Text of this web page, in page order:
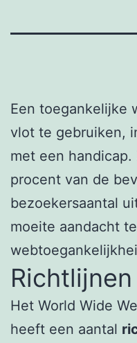
Een toegankelijke
vlot te gebruiken,
met een
procent van de
bezoekersaantal
moeite aandacht
Richtlijnen
Het World Wide
heeft een aantal